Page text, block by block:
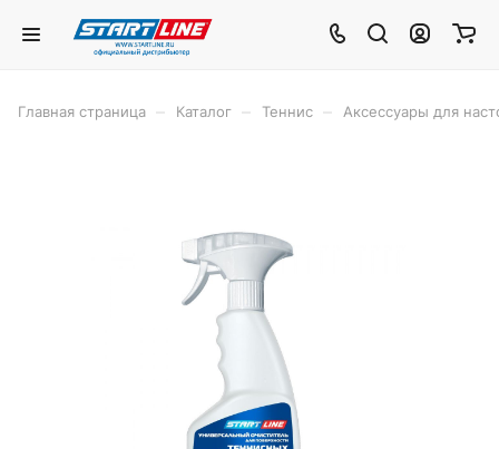
Главная страница Каталог Теннис Аксессуары для